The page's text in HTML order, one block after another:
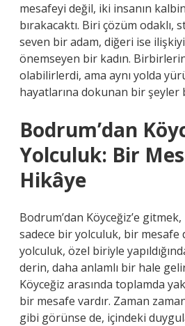
mesafeyi değil, iki insanın
bırakacaktı. Biri çözüm odaklı,
seven bir adam, diğeri ise
önemseyen bir kadın.
olabilirlerdi, ama aynı yolda
hayatlarına dokunan bir şeyler
Bodrum’dan
Yolculuk: Bir
Hikâye
Bodrum’dan Köyceğiz’e
sadece bir yolculuk, bir mesafe
yolculuk, özel biriyle
derin, daha anlamlı bir hale
Köyceğiz arasında toplamda
bir mesafe vardır. Zaman
gibi görünse de, içindeki